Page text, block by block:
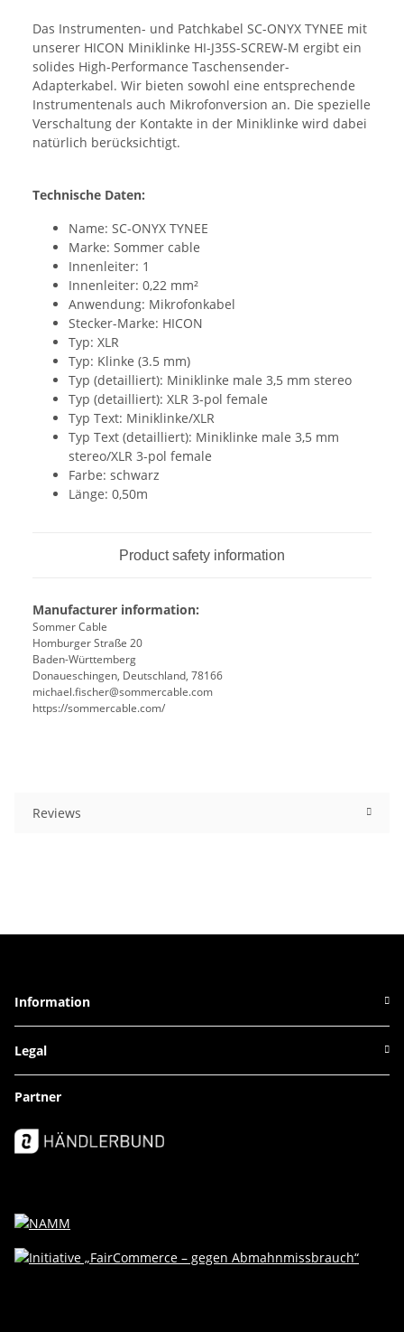
Das Instrumenten- und Patchkabel SC-ONYX TYNEE mit
unserer HICON Miniklinke HI-J35S-SCREW-M ergibt ein
solides High-Performance Taschensender-
Adapterkabel. Wir bieten sowohl eine entsprechende
Instrumentenals auch Mikrofonversion an. Die spezielle
Verschaltung der Kontakte in der Miniklinke wird dabei
natürlich berücksichtigt.
Technische Daten:
Name: SC-ONYX TYNEE
Marke: Sommer cable
Innenleiter: 1
Innenleiter: 0,22 mm²
Anwendung: Mikrofonkabel
Stecker-Marke: HICON
Typ: XLR
Typ: Klinke (3.5 mm)
Typ (detailliert): Miniklinke male 3,5 mm stereo
Typ (detailliert): XLR 3-pol female
Typ Text: Miniklinke/XLR
Typ Text (detailliert): Miniklinke male 3,5 mm
stereo/XLR 3-pol female
Farbe: schwarz
Länge: 0,50m
Product safety information
Manufacturer information:
Sommer Cable
Homburger Straße 20
Baden-Württemberg
Donaueschingen, Deutschland, 78166
michael.fischer@sommercable.com
https://sommercable.com/
Reviews
Information
Legal
Partner